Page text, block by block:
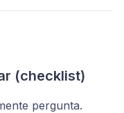
(checklist)
pergunta.